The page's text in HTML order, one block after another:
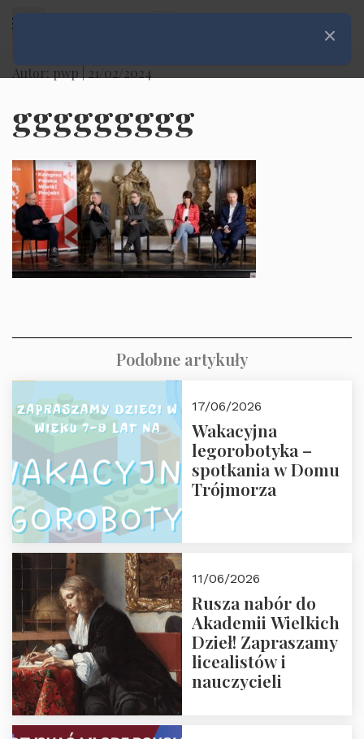
Autor: pwp | 21/02/2024
ggggggggg
Podobne artykuły
17/06/2026
Wakacyjna
legorobotyka –
spotkania w Domu
Trójmorza
11/06/2026
Rusza nabór do
Akademii Wielkich
Dzieł! Zapraszamy
licealistów i
nauczycieli
Zamknij